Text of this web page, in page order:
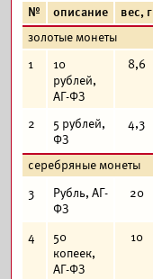
№ описание вес, г
золотые монеты
1
10
рублей,
АГ-ФЗ
8,6
2
5 рублей,
ФЗ
4,3
серебряные монеты
3
Рубль, АГ-
ФЗ
20
4
50
копеек,
АГ-ФЗ
10